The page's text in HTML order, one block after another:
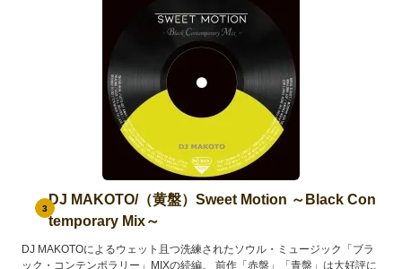
3
DJ MAKOTO/（黄盤）Sweet Motion ～Black Con
temporary Mix～
DJ MAKOTOによるウェット且つ洗練されたソウル・ミュージック「ブラ
ック・コンテンポラリー」MIXの続編。 前作「赤盤」「青盤」は大好評に